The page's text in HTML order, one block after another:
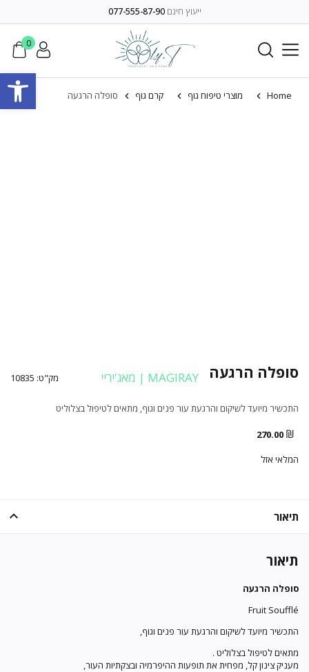
ייעוץ חינם 077-555-87-90
0
Home מוצרי טיפוח גוף קרם גוף סופלה הרגעה
סופלה הרגעה MAGIRAY | מאג'יריי מק"ט: 10835
התכשיר מיועד לשיקום והרגעת עור פנים וגוף, מתאים לטיפול בצלוליט
270.00 ₪
המלאי אזל
תיאור
תיאור
סופלה הרגעה
Fruit Soufflé
התכשיר מיועד לשיקום והרגעת עור פנים וגוף,
מתאים לטיפול בצלוליט .
מעניק צינון קל, מפחית את תופעות ההיפרמיה ובצקתיות העור,
פתח